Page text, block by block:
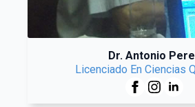
Dr. Antonio
Licenciado En Ciencias